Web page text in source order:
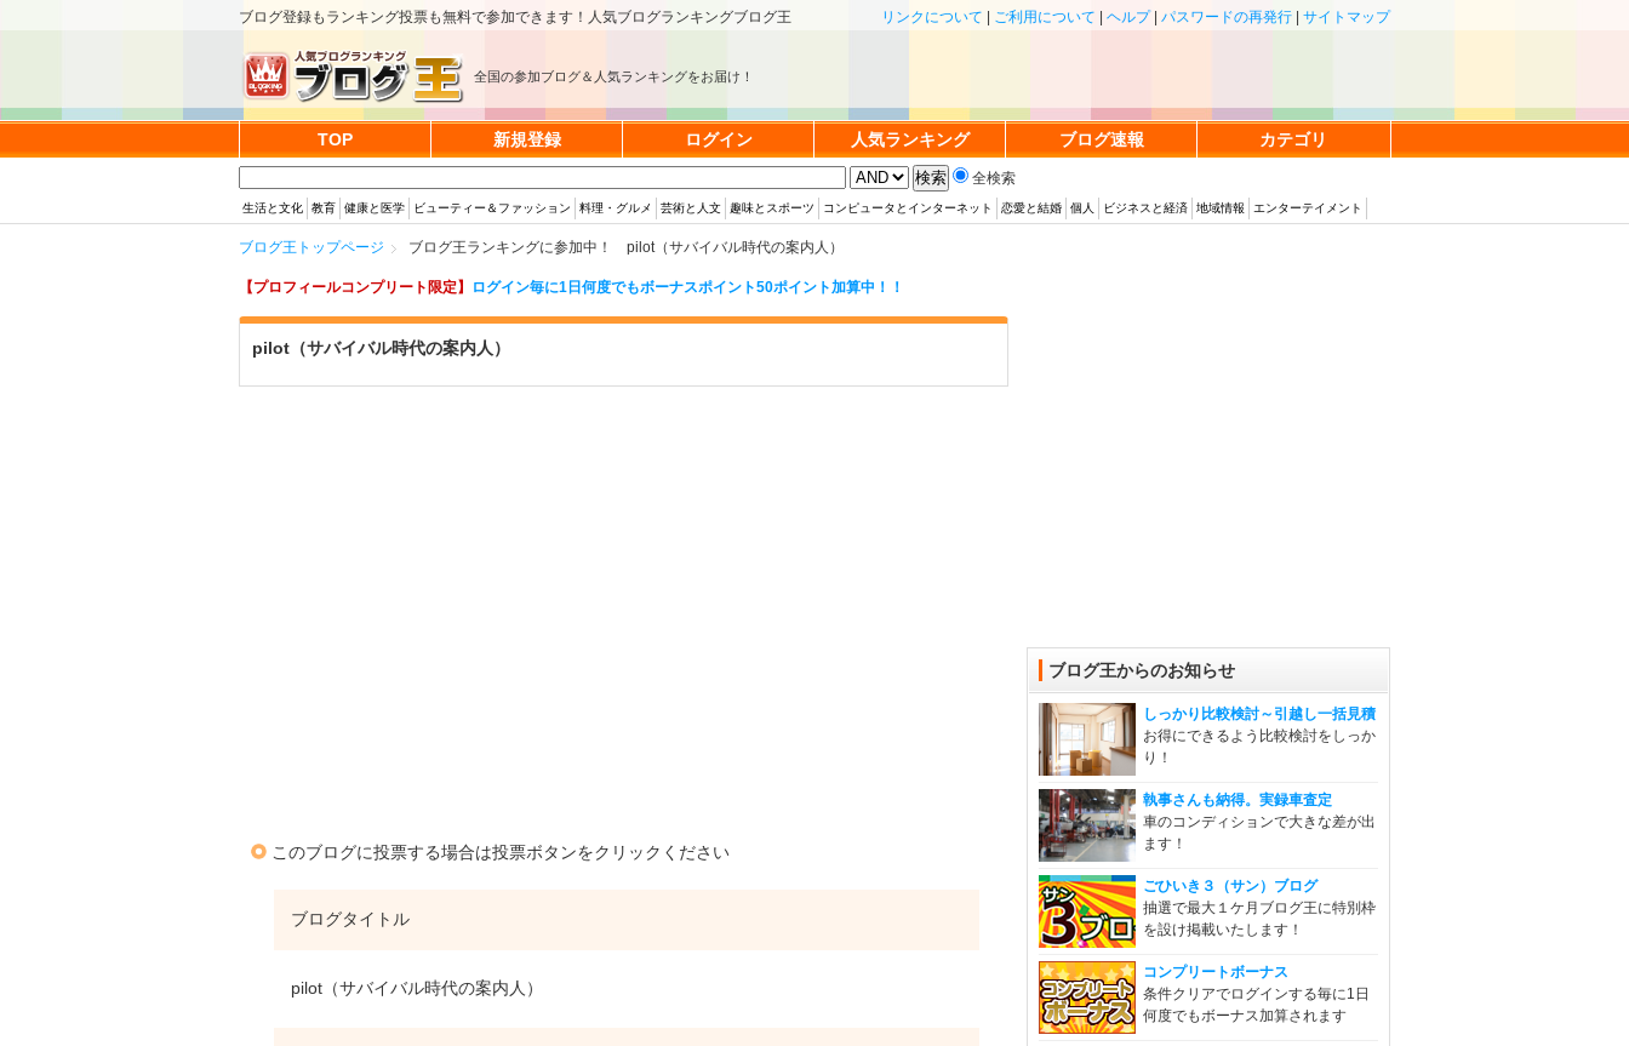
ブログ登録もランキング投票も無料で参加できます！人気ブログランキングブログ王 リンクについて ご利用について ヘルプ| パスワードの再発行 サイトマップ
全国の参加ブログ＆人気ランキングをお届け！
TOP 新規登録 ログイン 人気ランキング ブログ速報 カテゴリ
全検索
生活と文化 教育 健康と医学 ビューティー＆ファッション 料理・グルメ 芸術と人文 趣味とスポーツ コンピュータとインターネット 恋愛と結婚 個人 ビジネスと経済 地域情報 エンターテイメント
ブログ王トップページ ブログ王ランキングに参加中！ pilot（サバイバル時代の案内人）
【プロフィールコンプリート限定】 ログイン毎に1日何度でもボーナスポイント50ポイント加算中！！
pilot（サバイバル時代の案内人）
このブログに投票する場合は投票ボタンをクリックください
ブログタイトル
pilot（サバイバル時代の案内人）
ブログ王からのお知らせ
しっかり比較検討～引越し一括見積
お得にできるよう比較検討をしっか
り！
執事さんも納得。実録車査定
車のコンディションで大きな差が出
ます！
ごひいき３（サン）ブログ
抽選で最大１ケ月ブログ王に特別枠
を設け掲載いたします！
コンプリートボーナス
条件クリアでログインする毎に1日
何度でもボーナス加算されます